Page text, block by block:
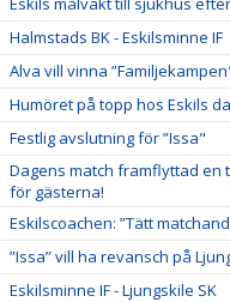
Halmstads BK - Eskilsminne IF
Alva vill vinna
Humöret på topp hos Eskils
Festlig avslutning för ”Issa"
Dagens match framflyttad en
för gästerna!
Eskilscoachen: ”Tätt
”Issa” vill ha revansch på
Eskilsminne IF - Ljungskile SK